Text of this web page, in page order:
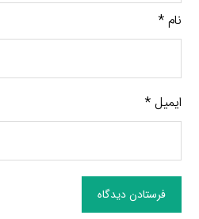
نام*
ایمیل*
فرستادن دیدگاه